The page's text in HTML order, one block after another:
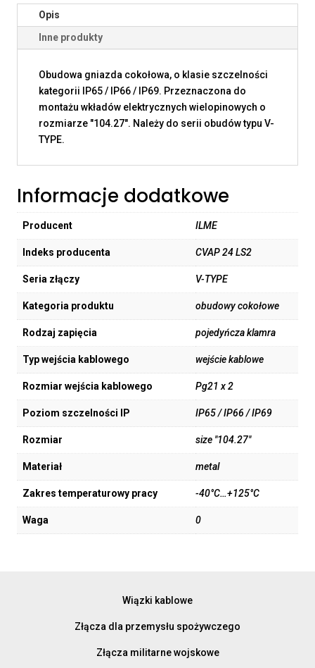
Opis
Inne produkty
Obudowa gniazda cokołowa, o klasie szczelności
kategorii IP65 / IP66 / IP69. Przeznaczona do
montażu wkładów elektrycznych wielopinowych o
rozmiarze "104.27". Należy do serii obudów typu V-
TYPE.
Informacje dodatkowe
Producent ILME
Indeks producenta CVAP 24 LS2
Seria złączy V-TYPE
Kategoria produktu obudowy cokołowe
Rodzaj zapięcia pojedyńcza klamra
Typ wejścia kablowego wejście kablowe
Rozmiar wejścia kablowego Pg21 x 2
Poziom szczelności IP IP65 / IP66 / IP69
Rozmiar size "104.27"
Materiał metal
Zakres temperaturowy pracy -40°C…+125°C
Waga 0
Wiązki kablowe
Złącza dla przemysłu spożywczego
Złącza militarne wojskowe